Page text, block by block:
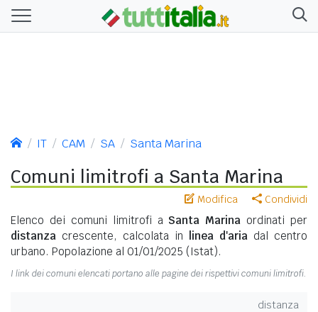
IT CAM SA Santa Marina
Comuni limitrofi a Santa Marina
Modifica Condividi
Elenco dei comuni limitrofi a Santa Marina ordinati per
distanza crescente, calcolata in linea d'aria dal centro
urbano. Popolazione al 01/01/2025 (Istat).
I link dei comuni elencati portano alle pagine dei rispettivi comuni limitrofi.
distanza